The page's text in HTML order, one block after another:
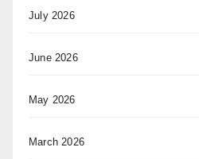
July 2026
June 2026
May 2026
March 2026